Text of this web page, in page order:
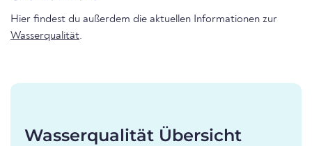
Hier findest du außerdem die aktuellen Informationen zur
Wasserqualität.
Wasserqualität Übersicht